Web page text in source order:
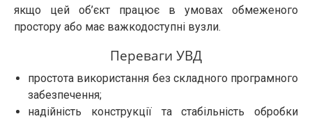
якщо цей об’єкт працює в умовах обмеженого
простору або має важкодоступні вузли.
Переваги УВД
простота використання без складного програмного
забезпечення;
надійність конструкції та стабільність обробки